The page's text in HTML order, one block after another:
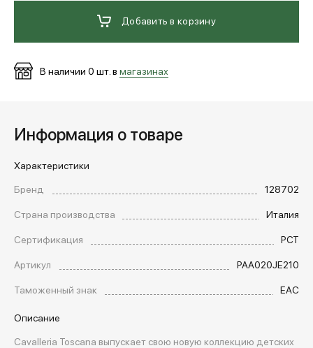
Добавить в корзину
В наличии 0 шт. в магазинах
Информация о товаре
Характеристики
Бренд
128702
Страна производства
Италия
Сертификация
РСТ
Артикул
PAA020JE210
Таможенный знак
EAC
Описание
Cavalleria Toscana выпускает свою новую коллекцию детских